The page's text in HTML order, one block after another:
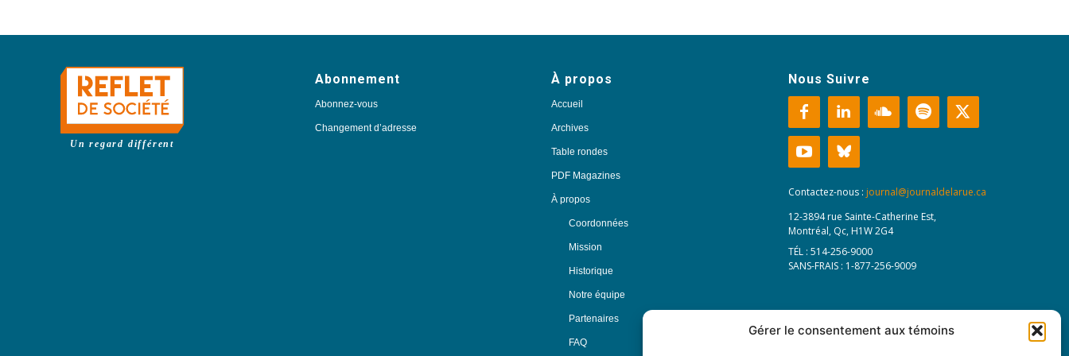
Gérer le consentement aux témoins
Un regard différent
Abonnement
Abonnez-vous
Changement d’adresse
À propos
Accueil
Archives
Table rondes
PDF Magazines
À propos
Coordonnées
Mission
Historique
Notre équipe
Partenaires
FAQ
Nous Suivre
Contactez-nous : journal@journaldelarue.ca
12-3894 rue Sainte-Catherine Est,
Montréal, Qc, H1W 2G4
TÉL : 514-256-9000
SANS-FRAIS : 1-877-256-9009